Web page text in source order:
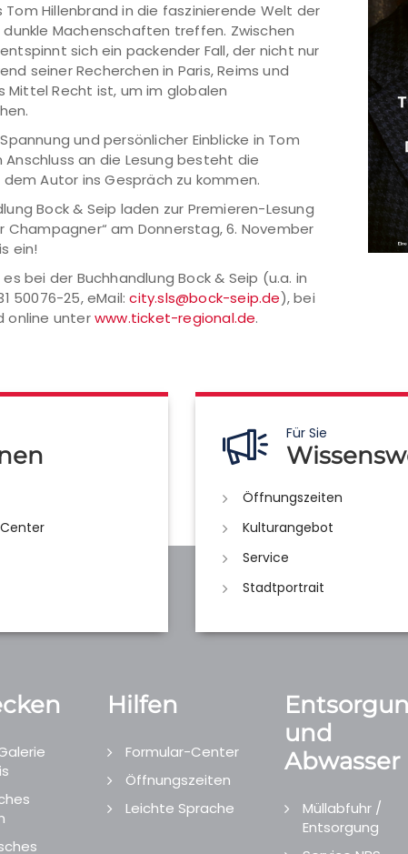
Hillenbrand in die faszinierende Welt der
Machenschaften treffen. Zwischen
sich ein packender Fall, der nicht nur
seiner Recherchen in Paris, Reims und
Mittel Recht ist, um im globalen
und persönlicher Einblicke in Tom
Anschluss an die Lesung besteht die
Autor ins Gespräch zu kommen.
Bock & Seip laden zur Premieren-Lesung
Champagner“ am Donnerstag, 6. November
ein!
bei der Buchhandlung Bock & Seip (u.a. in
50076-25, eMail:city.sls@bock-seip.de), bei
online unterwww.ticket-regional.de.
Für Sie
Öffnungszeiten
Kulturangebot
Service
Stadtportrait
Hilfen
Formular-Center
Öffnungszeiten
Leichte Sprache
und
Abwasser
Müllabfuhr /
Entsorgung